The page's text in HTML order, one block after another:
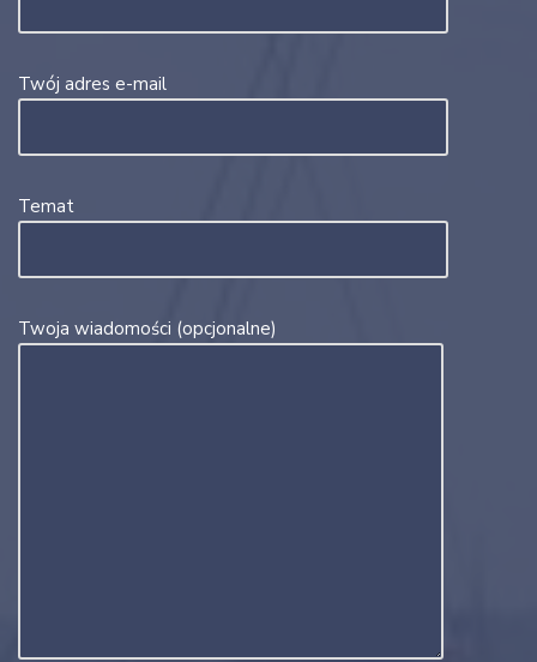
Twój adres e-mail
Temat
Twoja wiadomości (opcjonalne)